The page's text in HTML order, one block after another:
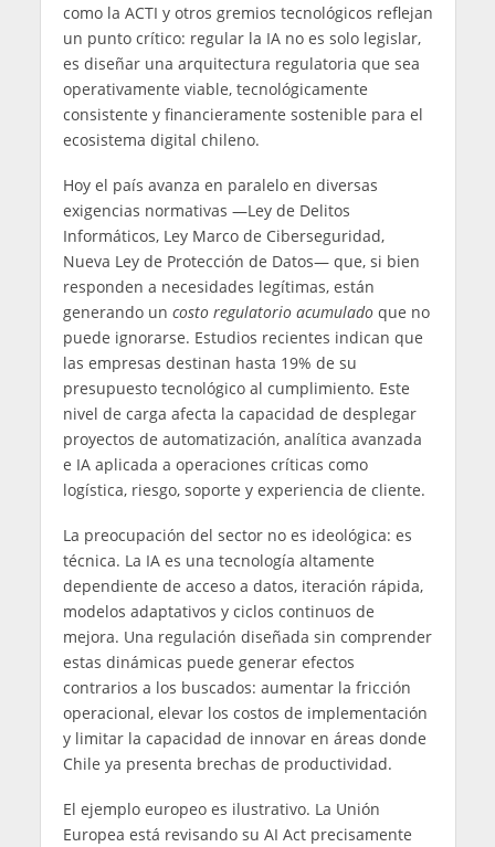
como la ACTI y otros gremios tecnológicos reflejan
un punto crítico: regular la IA no es solo legislar,
es diseñar una arquitectura regulatoria que sea
operativamente viable, tecnológicamente
consistente y financieramente sostenible para el
ecosistema digital chileno.
Hoy el país avanza en paralelo en diversas
exigencias normativas —Ley de Delitos
Informáticos, Ley Marco de Ciberseguridad,
Nueva Ley de Protección de Datos— que, si bien
responden a necesidades legítimas, están
generando un costo regulatorio acumuladoque no
puede ignorarse. Estudios recientes indican que
las empresas destinan hasta 19% de su
presupuesto tecnológico al cumplimiento. Este
nivel de carga afecta la capacidad de desplegar
proyectos de automatización, analítica avanzada
e IA aplicada a operaciones críticas como
logística, riesgo, soporte y experiencia de cliente.
La preocupación del sector no es ideológica: es
técnica. La IA es una tecnología altamente
dependiente de acceso a datos, iteración rápida,
modelos adaptativos y ciclos continuos de
mejora. Una regulación diseñada sin comprender
estas dinámicas puede generar efectos
contrarios a los buscados: aumentar la fricción
operacional, elevar los costos de implementación
y limitar la capacidad de innovar en áreas donde
Chile ya presenta brechas de productividad.
El ejemplo europeo es ilustrativo. La Unión
Europea está revisando su AI Act precisamente